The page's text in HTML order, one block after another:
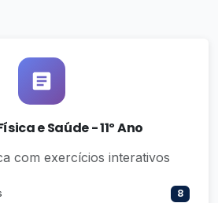
e Saúde - 11º Ano
com exercícios interativos
8